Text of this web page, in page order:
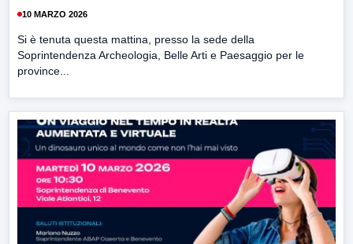
10 MARZO 2026
Si è tenuta questa mattina, presso la sede della
Soprintendenza Archeologia, Belle Arti e Paesaggio per le
province...